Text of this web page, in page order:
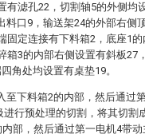
有滤孔22，切割轴5的外侧均
料口9，输送架24的外部右侧
固定连接有下料箱2，底座1的
箱3的内部右侧设置有斜板27
角处均设置有桌垫19。
至下料箱2的内部，然后通过
行预处理的切割，将其切割
部，然后通过第一电机4带